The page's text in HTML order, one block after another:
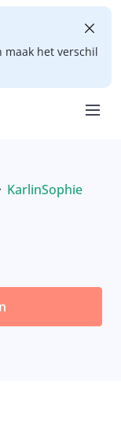
maak het verschil
Current:
KarlinSophie